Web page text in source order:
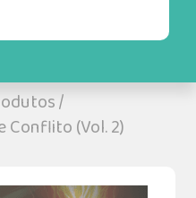
/
Conflito (Vol. 2)